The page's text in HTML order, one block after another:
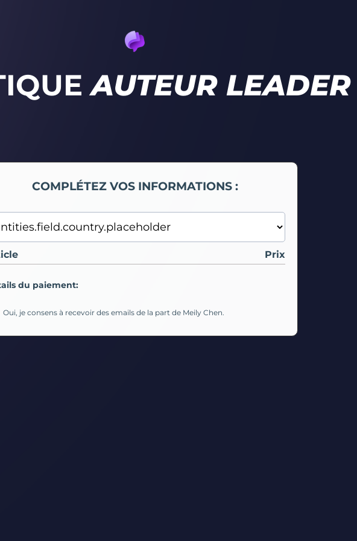
AUTEUR LEADER
COMPLÉTEZ VOS INFORMATIONS :
Prix
du paiement:
Oui, je consens à recevoir des emails de la part de Meily Chen.